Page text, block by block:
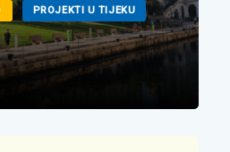
PROJEKTI U TIJEKU